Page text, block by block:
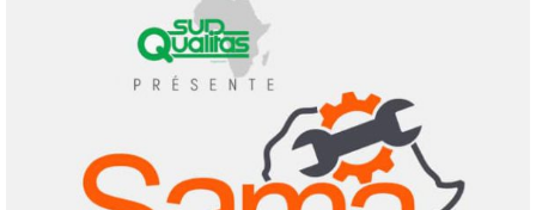
3 août 2026
3
Agenda 2063 ODD
Au Soudan, des mères marchent des
kilomètres pour sauver leurs enfants de la
1 août 2026